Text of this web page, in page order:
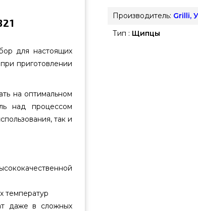
для настоящих
приготовлении
на оптимальном
над процессом
так и
температур
даже в сложных
Производитель: Grilli,
Тип : Щипцы